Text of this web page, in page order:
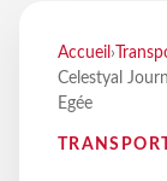
Accueil ›
Celestyal
Egée